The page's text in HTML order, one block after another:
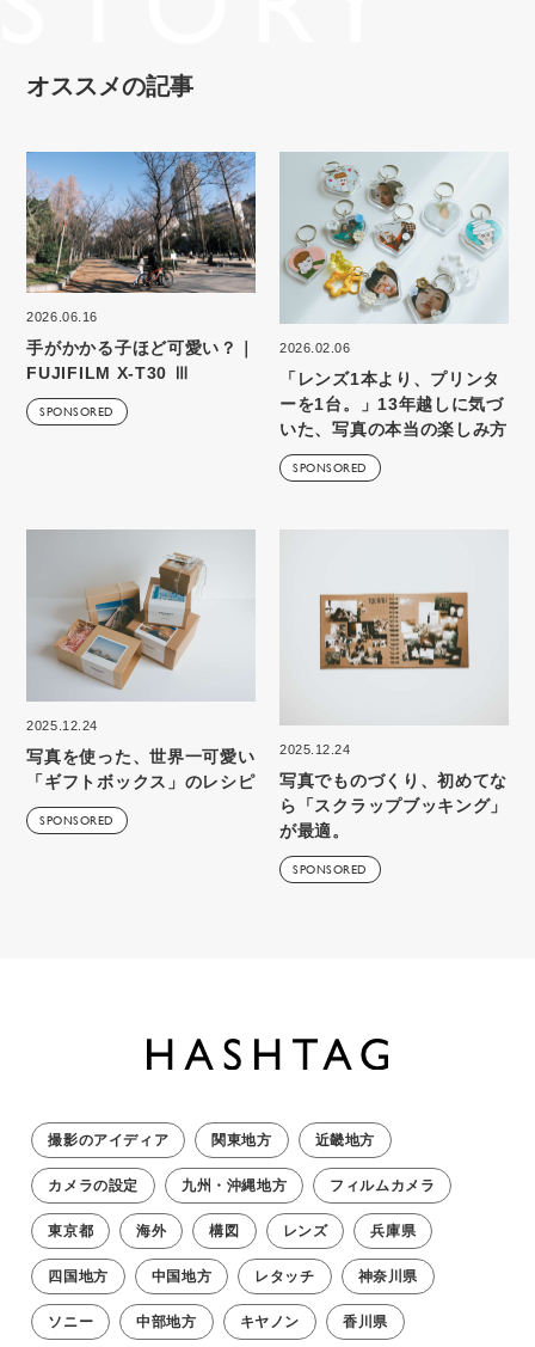
オススメの記事
2026.06.16
手がかかる子ほど可愛い？｜
FUJIFILM X-T30 Ⅲ
SPONSORED
2026.02.06
「レンズ1本より、プリンタ
ーを1台。」13年越しに気づ
いた、写真の本当の楽しみ方
SPONSORED
2025.12.24
写真を使った、世界一可愛い
「ギフトボックス」のレシピ
SPONSORED
2025.12.24
写真でものづくり、初めてな
ら「スクラップブッキング」
が最適。
SPONSORED
撮影のアイディア 関東地方 近畿地方
カメラの設定 九州・沖縄地方 フィルムカメラ
東京都 海外 構図 レンズ 兵庫県
四国地方 中国地方 レタッチ 神奈川県
ソニー 中部地方 キヤノン 香川県